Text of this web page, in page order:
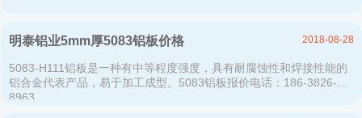
明泰铝业5mm厚5083铝板价格
5083-H111铝板是一种有中等程度强度，具有耐腐蚀性和焊接性能的
铝合金代表产品，易于加工成型。5083铝板报价电话：186-3826-
8963
2018-08-28